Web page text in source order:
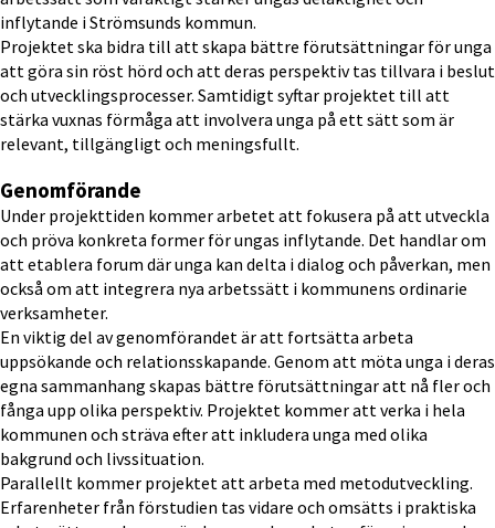
inflytande i Strömsunds kommun.
Projektet ska bidra till att skapa bättre förutsättningar för unga
att göra sin röst hörd och att deras perspektiv tas tillvara i beslut
och utvecklingsprocesser. Samtidigt syftar projektet till att
stärka vuxnas förmåga att involvera unga på ett sätt som är
relevant, tillgängligt och meningsfullt.
Genomförande
Under projekttiden kommer arbetet att fokusera på att utveckla
och pröva konkreta former för ungas inflytande. Det handlar om
att etablera forum där unga kan delta i dialog och påverkan, men
också om att integrera nya arbetssätt i kommunens ordinarie
verksamheter.
En viktig del av genomförandet är att fortsätta arbeta
uppsökande och relationsskapande. Genom att möta unga i deras
egna sammanhang skapas bättre förutsättningar att nå fler och
fånga upp olika perspektiv. Projektet kommer att verka i hela
kommunen och sträva efter att inkludera unga med olika
bakgrund och livssituation.
Parallellt kommer projektet att arbeta med metodutveckling.
Erfarenheter från förstudien tas vidare och omsätts i praktiska